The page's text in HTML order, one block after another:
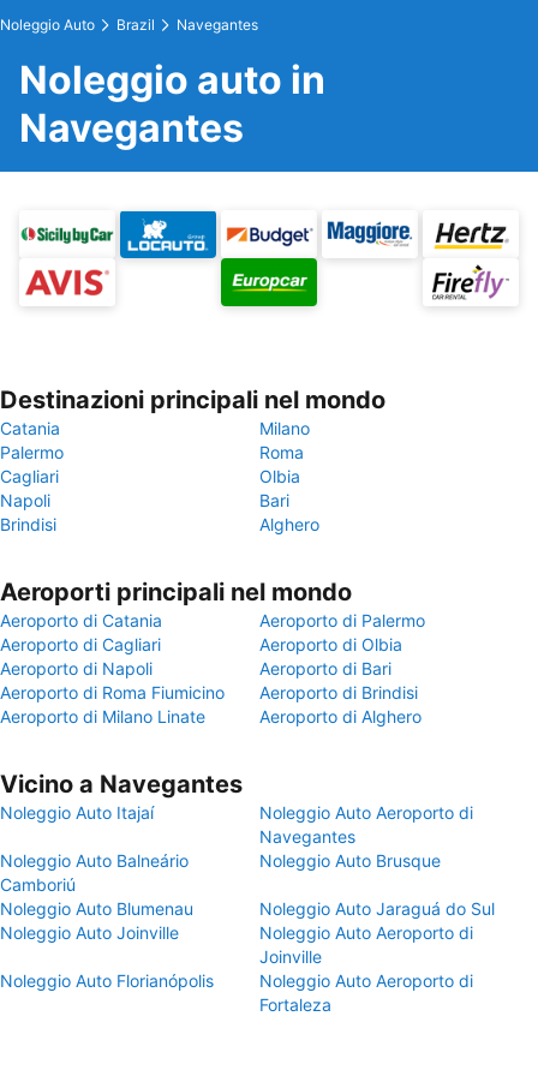
Noleggio Auto Brazil Navegantes
Noleggio auto in
Navegantes
Destinazioni principali nel mondo
Catania
Milano
Palermo
Roma
Cagliari
Olbia
Napoli
Bari
Brindisi
Alghero
Aeroporti principali nel mondo
Aeroporto di Catania
Aeroporto di Palermo
Aeroporto di Cagliari
Aeroporto di Olbia
Aeroporto di Napoli
Aeroporto di Bari
Aeroporto di Roma Fiumicino
Aeroporto di Brindisi
Aeroporto di Milano Linate
Aeroporto di Alghero
Vicino a Navegantes
Noleggio Auto Itajaí
Noleggio Auto Aeroporto di
Navegantes
Noleggio Auto Balneário
Camboriú
Noleggio Auto Brusque
Noleggio Auto Blumenau
Noleggio Auto Jaraguá do Sul
Noleggio Auto Joinville
Noleggio Auto Aeroporto di
Joinville
Noleggio Auto Florianópolis
Noleggio Auto Aeroporto di
Fortaleza